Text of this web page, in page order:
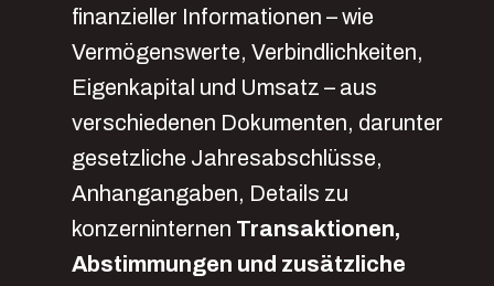
finanzieller Informationen – wie
Vermögenswerte, Verbindlichkeiten,
Eigenkapital und Umsatz – aus
verschiedenen Dokumenten, darunter
gesetzliche Jahresabschlüsse,
Anhangangaben, Details zu
konzerninternen Transaktionen,
Abstimmungen und zusätzliche